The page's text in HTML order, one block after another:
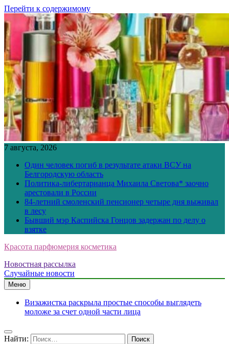
Перейти к содержимому
7 августа, 2026
Один человек погиб в результате атаки ВСУ на
Белгородскую область
Политика-либертарианца Михаила Светова* заочно
арестовали в России
84-летний смоленский пенсионер четыре дня выживал
в лесу
Бывший мэр Каспийска Гонцов задержан по делу о
взятке
Красота парфюмерия косметика
Новостная рассылка
Случайные новости
Меню
Визажистка раскрыла простые способы выглядеть
моложе за счет одной части лица
Найти: